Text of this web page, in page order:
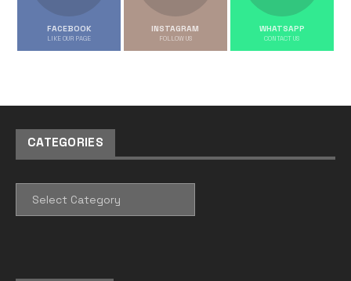
FACEBOOK
LIKE OUR PAGE
INSTAGRAM
FOLLOW US
WHATSAPP
CONTACT US
CATEGORIES